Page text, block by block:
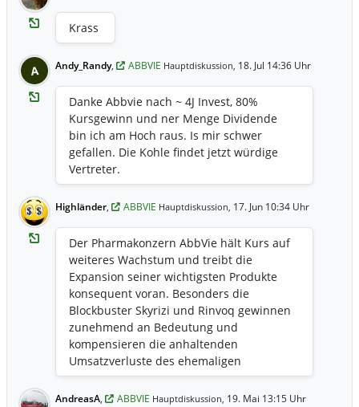
14,07 USD angepasst. Darin berücksichtigt
sind u. a. Verwässerungseffekte (~0,14
USD) durch die geplante Übernahme von
Apogee Therapeutics sowie bisherige
F&E-Meilensteinzahlungen. M&A-
Ankündigung: AbbVie hat die geplante
Übernahme von Apogee Therapeutics
bekannt gegeben, um die
Marktführerschaft im Bereich
Immunologie weiter auszubauen.
Krass
A Andy_Randy, ABBVIE Hauptdiskussion, 18. Jul 14:36 Uhr
Danke Abbvie nach ~ 4J Invest, 80%
Kursgewinn und ner Menge Dividende
bin ich am Hoch raus. Is mir schwer
gefallen. Die Kohle findet jetzt würdige
Vertreter.
Highländer, ABBVIE Hauptdiskussion, 17. Jun 10:34 Uhr
Der Pharmakonzern AbbVie hält Kurs auf
weiteres Wachstum und treibt die
Expansion seiner wichtigsten Produkte
konsequent voran. Besonders die
Blockbuster Skyrizi und Rinvoq gewinnen
zunehmend an Bedeutung und
kompensieren die anhaltenden
Umsatzverluste des ehemaligen
Kassenschlagers Humira.
https://www.finanznachrichten.de/nachric
AndreasA, ABBVIE Hauptdiskussion, 19. Mai 13:15 Uhr